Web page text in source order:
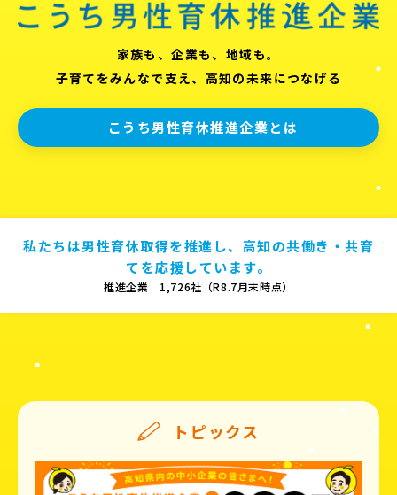
家族も、企業も、地域も。
子育てをみんなで支え、高知の未来につなげる
こうち男性育休推進企業とは
私たちは男性育休取得を推進し、高知の共働き・共育
てを応援しています。
推進企業 1,726社（R8.7月末時点）
トピックス